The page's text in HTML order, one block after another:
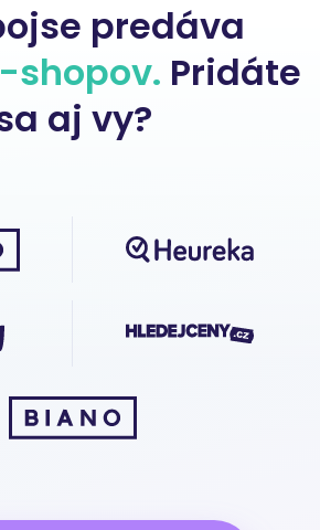
predáva
shopov. Pridáte
aj vy?